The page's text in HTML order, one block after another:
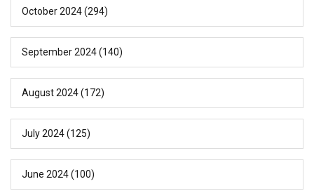
October 2024(294)
September 2024(140)
August 2024(172)
July 2024(125)
June 2024(100)